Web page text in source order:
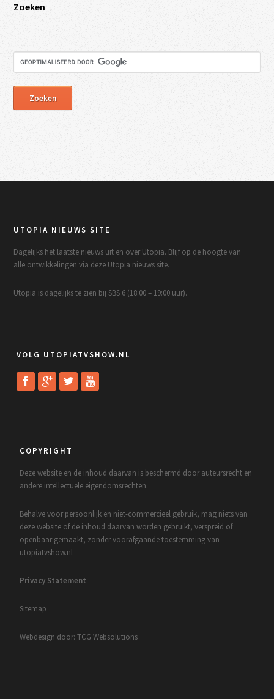
Zoeken
UTOPIA NIEUWS SITE
Dagelijks het laatste nieuws uit en over Utopia. Blijf op de hoogte van
alle ontwikkelingen via deze Utopia nieuws site.
Utopia is dagelijks te zien bij SBS 6 (18:00 – 19:00 uur).
VOLG UTOPIATVSHOW.NL
COPYRIGHT
Deze website en de inhoud daarvan is beschermd door auteursrecht en
andere intellectuele eigendomsrechten.
Behalve voor persoonlijk en niet-commercieel gebruik, mag niets van
deze website of de inhoud daarvan worden gebruikt, verspreid of
openbaar gemaakt, zonder voorafgaande toestemming van
utopiatvshow.nl
Privacy Statement
Sitemap
Webdesign door: TCG Websolutions